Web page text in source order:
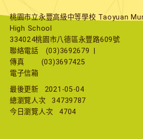
桃園市立永豐高級中等學校 Taoyuan
High School
334024桃園市八德區永豐路609號
聯絡電話
(03)3692679
傳真
(03)3697425
電子信箱
最後更新
2021-05-04
總瀏覽人次
34739787
今日瀏覽人次
4704